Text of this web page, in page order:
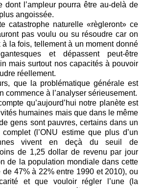
dont l’ampleur pourra être au-delà de
angoissée.
catastrophe naturelle «règleront» ce
pas voulu ou su résoudre car on
la fois, tellement à un moment donné
et dépassent peut-être
mais surtout nos capacités à pouvoir
réellement.
que la problématique générale est
commence à l’analyser sérieusement.
qu’aujourd’hui notre planète est
humaines mais que dans le même
gens sont pauvres, certains dans un
(l’ONU estime que plus d’un
vivent en deçà du seuil de
de 1,25 dollar de revenu par jour
de la population mondiale dans cette
47% à 22% entre 1990 et 2010), ou
et que vouloir régler l’une (la